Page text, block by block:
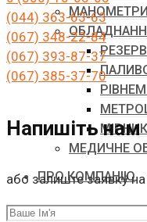
МАНОМЕТРИ
МЕДИЧНЕ
ПРО КОМПАНІЮ
БЛОГ
(044) 363-63-63
(067) 348-22-84
(067) 393-87-37
(067) 385-37-70
Напишіть нам
або залиште заявку на